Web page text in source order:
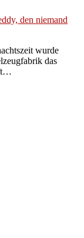
den niemand
wurde
das